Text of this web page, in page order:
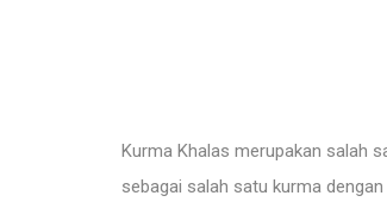
Kurma Khalas merupakan salah
sebagai salah satu kurma